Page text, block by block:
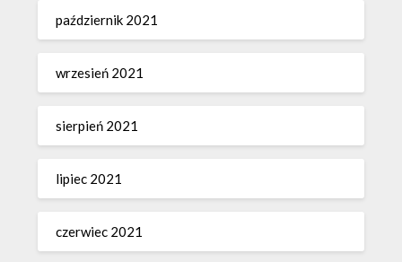
październik 2021
wrzesień 2021
sierpień 2021
lipiec 2021
czerwiec 2021